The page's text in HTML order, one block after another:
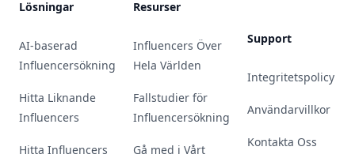
Lösningar
AI-baserad
Influencersökning
Hitta Liknande
Influencers
Hitta Influencers
Resurser
Influencers Över
Hela Världen
Fallstudier för
Influencersökning
Gå med i Vårt
Support
Integritetspolicy
Användarvillkor
Kontakta Oss